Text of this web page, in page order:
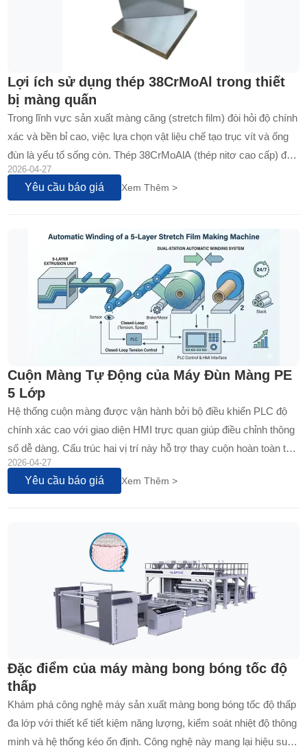
Lợi ích sử dụng thép 38CrMoAl trong thiết
bị màng quấn
Trong lĩnh vực sản xuất màng căng (stretch film) đòi hỏi độ chính
xác và bền bỉ cao, việc lựa chọn vật liệu chế tạo trục vít và ống
đùn là yếu tố sống còn. Thép 38CrMoAlA (thép nitơ cao cấp) đã
khẳng định vị thế là tiêu chuẩn vàng ngành nhờ khả năng chống
mài mòn siêu việt, độ ổn định nhiệt tuyệt hảo và độ bền mỏi vượt
2026-04-27
Yêu cầu báo giá Xem Thêm >
Cuộn Màng Tự Động của Máy Đùn Màng PE
5 Lớp
Hệ thống cuộn màng được vận hành bởi bộ điều khiển PLC độ
chính xác cao với giao diện HMI trực quan giúp điều chỉnh thông
số dễ dàng. Cấu trúc hai vị trí này hỗ trợ thay cuộn hoàn toàn tự
động, cho phép vận hành liên tục 24/7. Tích hợp với hệ thống
kiểm soát lực căng thông minh, nó đảm bảo mật độ cuộn đồng
2026-04-27
Yêu cầu báo giá Xem Thêm >
Đặc điểm của máy màng bong bóng tốc độ
thấp
Khám phá công nghệ máy sản xuất màng bong bóng tốc độ thấp
đa lớp với thiết kế tiết kiệm năng lượng, kiểm soát nhiệt độ thông
minh và hệ thống kéo ổn định. Công nghệ này mang lại hiệu suất